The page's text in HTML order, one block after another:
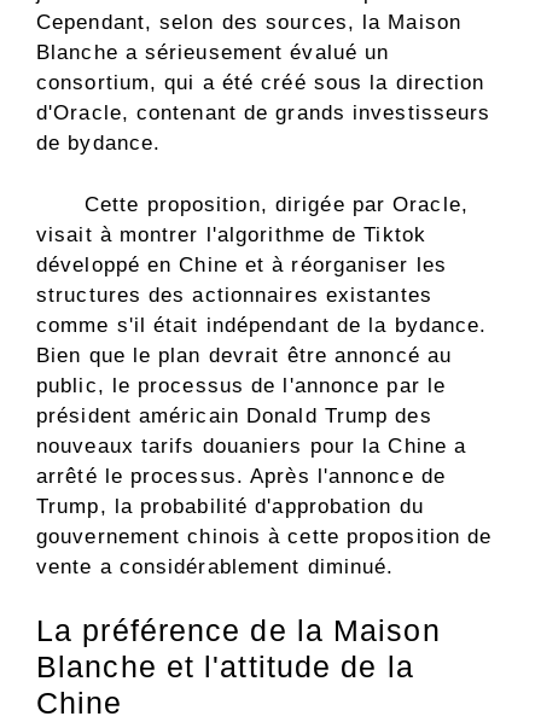
Cependant, selon des sources, la Maison
Blanche a sérieusement évalué un
consortium, qui a été créé sous la direction
d'Oracle, contenant de grands investisseurs
de bydance.
Cette proposition, dirigée par Oracle,
visait à montrer l'algorithme de Tiktok
développé en Chine et à réorganiser les
structures des actionnaires existantes
comme s'il était indépendant de la bydance.
Bien que le plan devrait être annoncé au
public, le processus de l'annonce par le
président américain Donald Trump des
nouveaux tarifs douaniers pour la Chine a
arrêté le processus. Après l'annonce de
Trump, la probabilité d'approbation du
gouvernement chinois à cette proposition de
vente a considérablement diminué.
La préférence de la Maison
Blanche et l'attitude de la
Chine